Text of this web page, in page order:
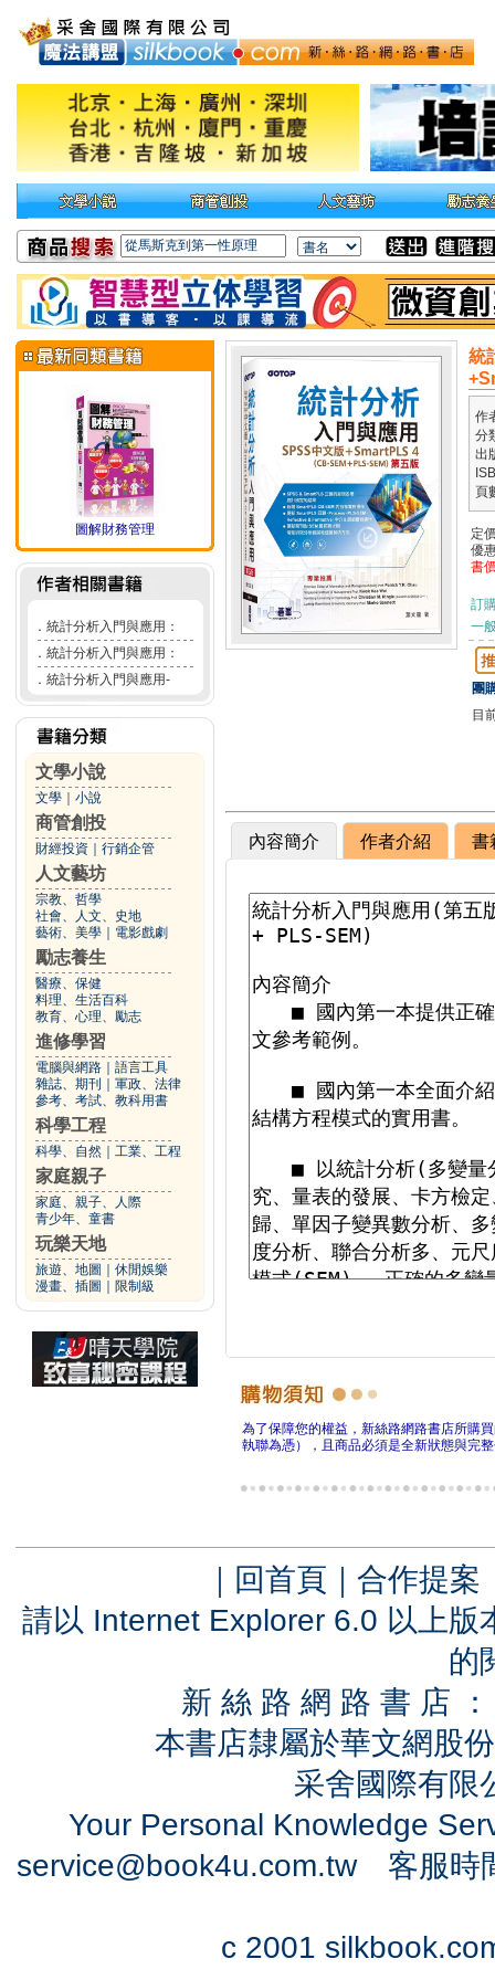
圖解財務管理
． 統計分析入門與應用：
． 統計分析入門與應用：
． 統計分析入門與應用-
文學小說
文學 小說
商管創投
財經投資 行銷企管
人文藝坊
宗教、哲學
社會、人文、史地
藝術、美學
電影戲劇
勵志養生
醫療、保健
料理、生活百科
教育、心理、勵志
進修學習
電腦與網路
語言工具
雜誌、期刊
軍政、法律
參考、考試、教科用書
科學工程
科學、自然 工業、工程
家庭親子
家庭、親子、人際
青少年、童書
玩樂天地
旅遊、地圖
休閒娛樂
漫畫、插圖
限制級
統
作
分
出
頁
定
優
書
訂
一
團
目
內容簡介 作者介紹 書
為了保障您的權益，新絲路網路書店所購
執聯為憑），且商品必須是全新狀態與完
｜ 回首頁 ｜ 合作提案
請以 Internet Explorer 6.0 以上
的
新 絲 路 網 路 書 店
本書店隸屬於華文網股
采舍國際有
Your Personal Knowledge
service@book4u.com.tw客服時
c 2001